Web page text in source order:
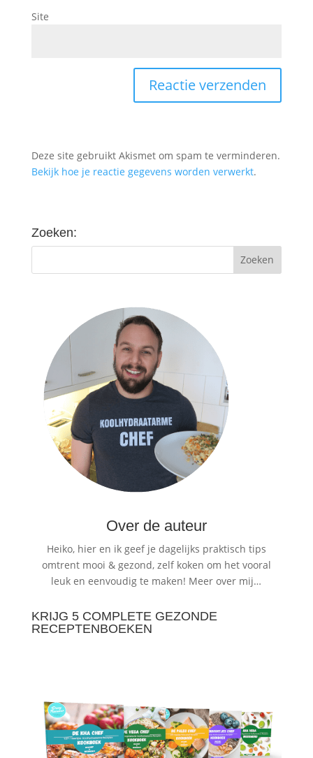
Site
Deze site gebruikt Akismet om spam te verminderen.
Bekijk hoe je reactie gegevens worden verwerkt.
Zoeken:
Over de auteur
Heiko, hier en ik geef je dagelijks praktisch tips
omtrent mooi & gezond, zelf koken om het vooral
leuk en eenvoudig te maken! Meer over mij…
KRIJG 5 COMPLETE GEZONDE
RECEPTENBOEKEN